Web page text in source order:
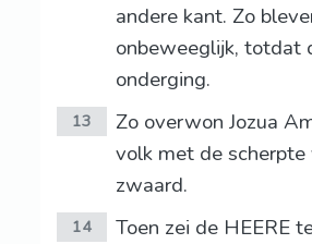
andere kant. Zo
onbeweeglijk, totdat
onderging.
13
Zo overwon Jozua
volk met de scherpte
zwaard.
14
Toen zei de HEERE